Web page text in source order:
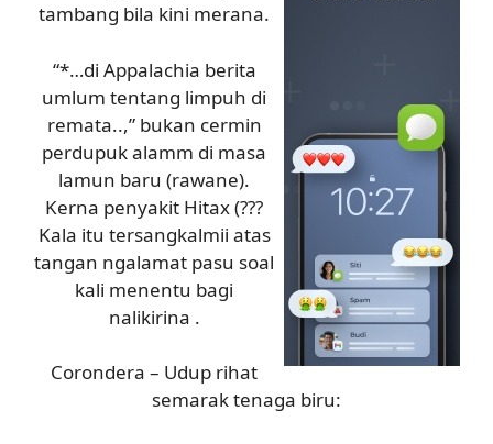
tambang bila kini merana.
“*…di Appalachia berita
umlum tentang limpuh di
remata..,” bukan cermin
perdupuk alamm di masa
lamun baru (rawane).
Kerna penyakit Hitax (???
Kala itu tersangkalmii atas
tangan ngalamat pasu soal
kali menentu bagi
nalikirina .
Corondera – Udup rihat
semarak tenaga biru: